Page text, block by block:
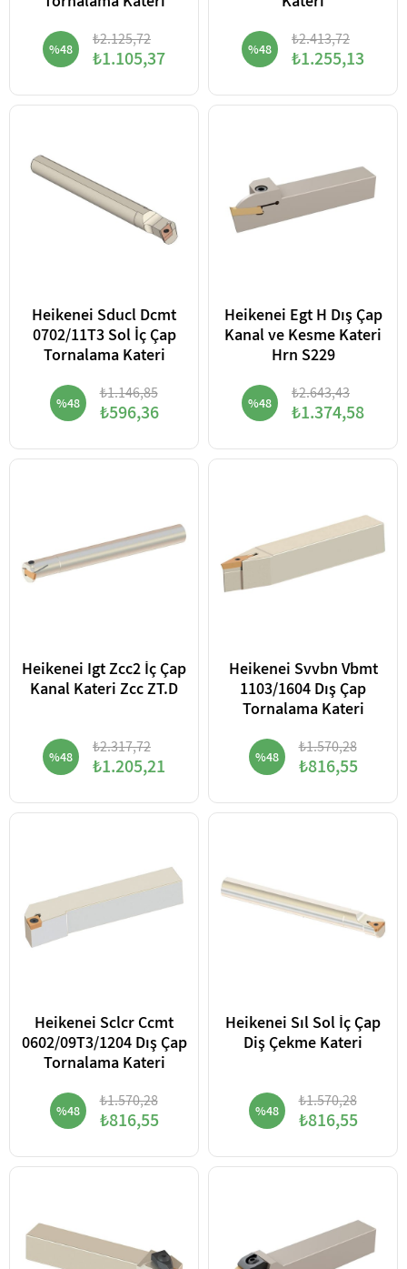
%48 ₺2.125,72
₺1.105,37 %48 ₺2.413,72
₺1.255,13
Heikenei Sducl Dcmt
0702/11T3 Sol İç Çap
Tornalama Kateri
%48 ₺1.146,85
₺596,36
Heikenei Egt H Dış Çap
Kanal ve Kesme Kateri
Hrn S229
%48 ₺2.643,43
₺1.374,58
Heikenei Igt Zcc2 İç Çap
Kanal Kateri Zcc ZT.D
%48 ₺2.317,72
₺1.205,21
Heikenei Svvbn Vbmt
1103/1604 Dış Çap
Tornalama Kateri
%48 ₺1.570,28
₺816,55
Heikenei Sclcr Ccmt
0602/09T3/1204 Dış Çap
Tornalama Kateri
%48 ₺1.570,28
₺816,55
Heikenei Sıl Sol İç Çap
Diş Çekme Kateri
%48 ₺1.570,28
₺816,55